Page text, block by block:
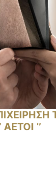
‘’